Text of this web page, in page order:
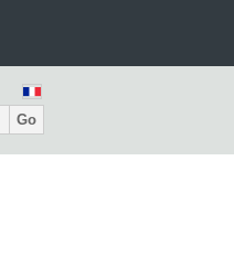
Go